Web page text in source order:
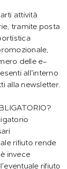
attività
tramite posta
delle e-
all’interno
alla newsletter.
rifiuto rende
invece
rifiuto